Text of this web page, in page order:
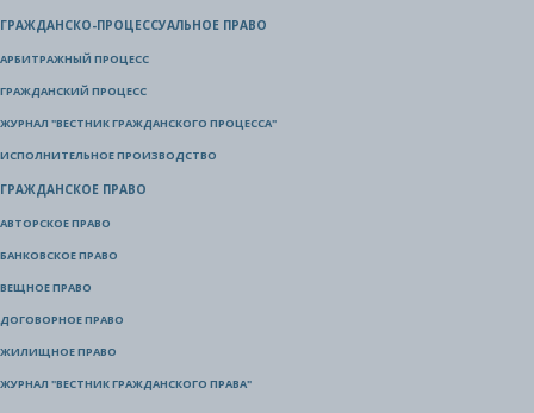
ГРАЖДАНСКО-ПРОЦЕССУАЛЬНОЕ ПРАВО
АРБИТРАЖНЫЙ ПРОЦЕСС
ГРАЖДАНСКИЙ ПРОЦЕСС
ЖУРНАЛ "ВЕСТНИК ГРАЖДАНСКОГО ПРОЦЕССА"
ИСПОЛНИТЕЛЬНОЕ ПРОИЗВОДСТВО
ГРАЖДАНСКОЕ ПРАВО
АВТОРСКОЕ ПРАВО
БАНКОВСКОЕ ПРАВО
ВЕЩНОЕ ПРАВО
ДОГОВОРНОЕ ПРАВО
ЖИЛИЩНОЕ ПРАВО
ЖУРНАЛ "ВЕСТНИК ГРАЖДАНСКОГО ПРАВА"